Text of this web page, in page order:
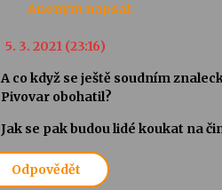
Anonym napsal:
5. 3. 2021 (23:16)
A co když se ještě soudním
Pivovar obohatil?
Jak se pak budou lidé koukat na
Odpovědět